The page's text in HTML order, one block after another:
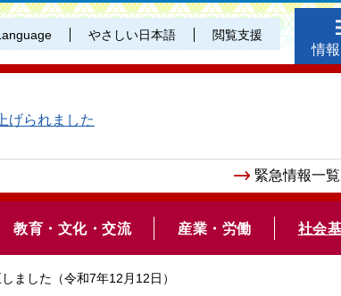
やさしい日本語 閲覧支援
情
げられました
緊急情報一覧
教育・文化・交流 産業・労働 社会
ました（令和7年12月12日）